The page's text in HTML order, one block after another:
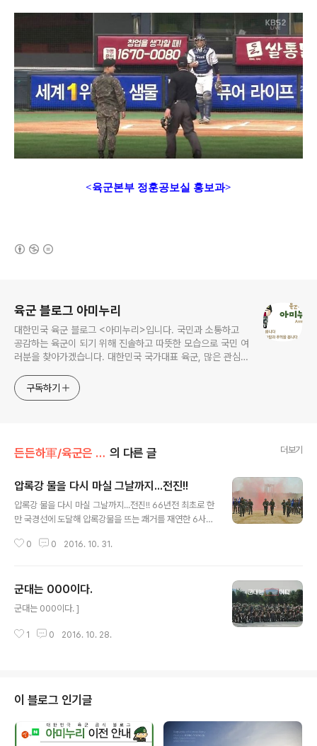
<육군본부 정훈공보실 홍보과>
육군 블로그 아미누리
대한민국 육군 블로그 <아미누리>입니다. 국민과 소통하고
공감하는 육군이 되기 위해 진솔하고 따뜻한 모습으로 국민 여
러분을 찾아가겠습니다. 대한민국 국가대표 육군, 많은 관심과
구독하기
든든하軍/육군은 지금 의 다른 글 더보기
압록강 물을 다시 마실 그날까지...전진!!
압록강 물을 다시 마실 그날까지...전진!! 66년전 최초로 한
만 국경선에 도달해 압록강물을 뜨는 쾌거를 재연한 6사
에게 전달되었습니다. 압록강 물을 다시 마실 그날까지...전
0 0 2016. 10. 31.
군대는 000이다.
군대는 000이다. ]
1 0 2016. 10. 28.
이 블로그 인기글